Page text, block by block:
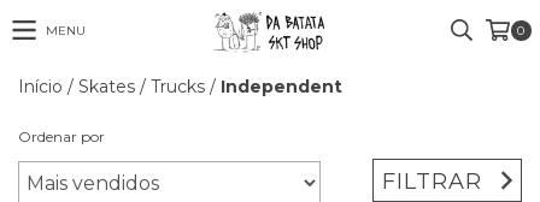
MENU 0
Início / Skates / Trucks / Independent
Ordenar por
FILTRAR